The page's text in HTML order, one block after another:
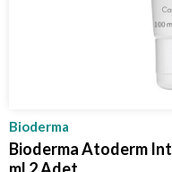
Bioderma
Bioderma Atoderm